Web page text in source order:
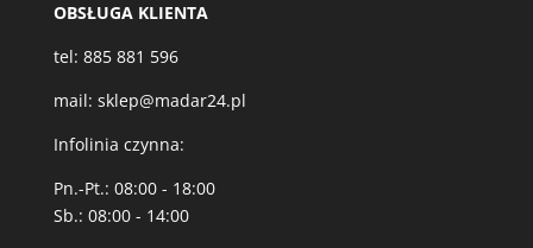
OBSŁUGA KLIENTA
tel: 885 881 596
mail: sklep@madar24.pl
Infolinia czynna:
Pn.-Pt.: 08:00 - 18:00
Sb.: 08:00 - 14:00